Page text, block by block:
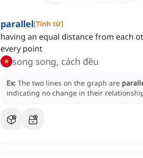
parallel[Tính từ]
having an equal distance from each
every point
song song, cách đều
Ex: The two lines on the graph are
indicating no change in their